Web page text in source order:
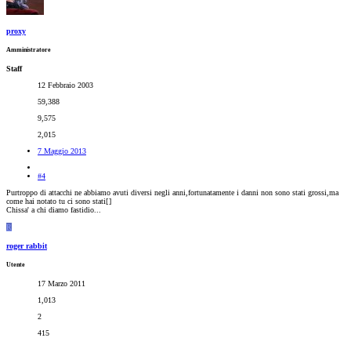
proxy
Amministratore
Staff
12 Febbraio 2003
59,388
9,575
2,015
7 Maggio 2013
#4
Purtroppo di attacchi ne abbiamo avuti diversi negli anni,fortunatamente i danni non sono stati grossi,ma
come hai notato tu ci sono stati[]
Chissa' a chi diamo fastidio...
R
roger rabbit
Utente
17 Marzo 2011
1,013
2
415